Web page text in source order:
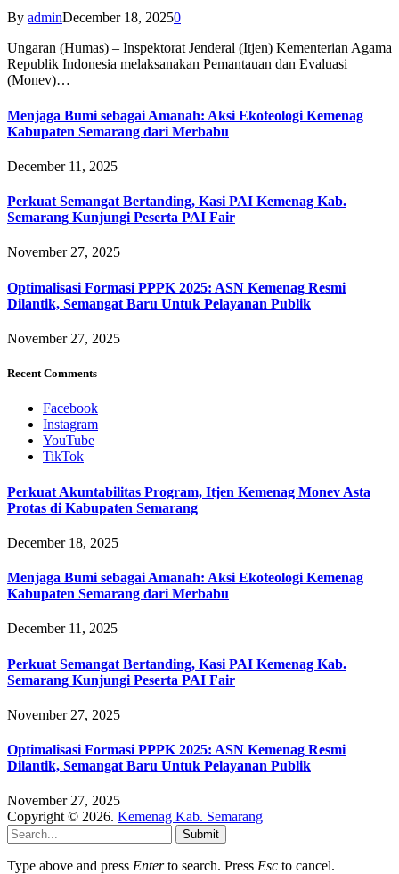
By adminDecember 18, 20250
Ungaran (Humas) – Inspektorat Jenderal (Itjen) Kementerian Agama
Republik Indonesia melaksanakan Pemantauan dan Evaluasi
(Monev)…
Menjaga Bumi sebagai Amanah: Aksi Ekoteologi Kemenag
Kabupaten Semarang dari Merbabu
December 11, 2025
Perkuat Semangat Bertanding, Kasi PAI Kemenag Kab.
Semarang Kunjungi Peserta PAI Fair
November 27, 2025
Optimalisasi Formasi PPPK 2025: ASN Kemenag Resmi
Dilantik, Semangat Baru Untuk Pelayanan Publik
November 27, 2025
Recent Comments
Facebook
Instagram
YouTube
TikTok
Perkuat Akuntabilitas Program, Itjen Kemenag Monev Asta
Protas di Kabupaten Semarang
December 18, 2025
Menjaga Bumi sebagai Amanah: Aksi Ekoteologi Kemenag
Kabupaten Semarang dari Merbabu
December 11, 2025
Perkuat Semangat Bertanding, Kasi PAI Kemenag Kab.
Semarang Kunjungi Peserta PAI Fair
November 27, 2025
Optimalisasi Formasi PPPK 2025: ASN Kemenag Resmi
Dilantik, Semangat Baru Untuk Pelayanan Publik
November 27, 2025
Copyright © 2026. Kemenag Kab. Semarang
Submit
Type above and press Enterto search. Press Esc to cancel.